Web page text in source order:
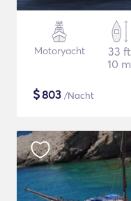
Motoryacht
33 ft
10 m
$803 /Nacht